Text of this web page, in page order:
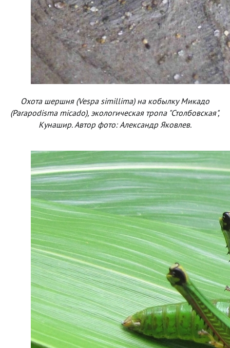
Охота шершня (Vespa simillima) на кобылку Микадо
(Parapodisma micado), экологическая тропа "Столбовская",
Кунашир. Автор фото: Александр Яковлев.